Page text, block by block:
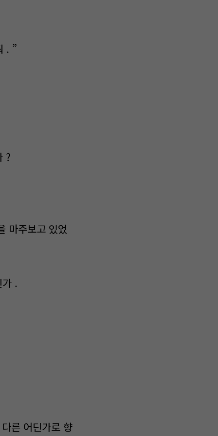
. ”
?
마주보고 있었
.
른 어딘가로 향